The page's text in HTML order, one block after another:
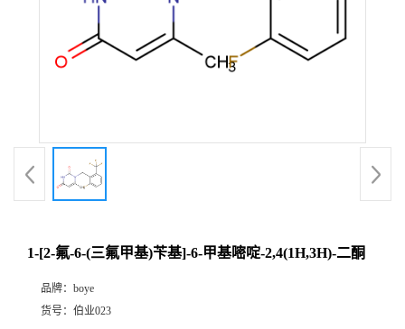
1-[2-氟-6-(三氟甲基)苄基]-6-甲基嘧啶-2,4(1H,3H)-二酮
品牌： boye
货号： 伯业023